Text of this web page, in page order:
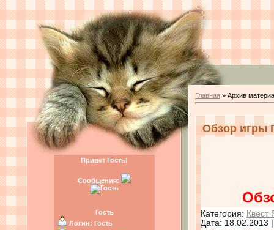
Привет Гость!
Сообщения:
Гость
Логин: Гость
Главная » Архив
Обзор игры
Категория: Квест
Дата: 18.02.2013